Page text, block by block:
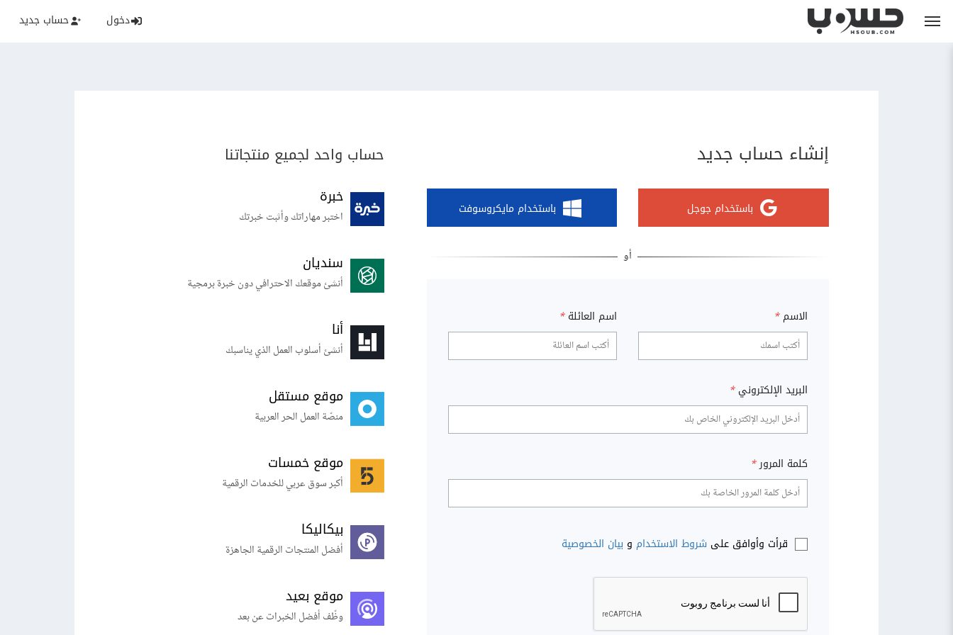
دخول حساب جديد
إنشاء حساب جديد
باستخدام جوجل باستخدام مايكروسوفت
الاسم * اسم العائلة *
البريد الإلكتروني *
كلمة المرور*
قرأت وأوافق على شروط الاستخدام و بيان الخصوصية
حساب واحد لجميع منتجاتنا
خبرة
اختبر مهاراتك وأثبت خبرتك
سنديان
أنشئ موقعك الاحترافي دون خبرة برمجية
أنا
أنشئ أسلوب العمل الذي يناسبك
موقع مستقل
منصّة العمل الحر العربية
موقع خمسات
أكبر سوق عربي للخدمات الرقمية
بيكاليكا
أفضل المنتجات الرقمية الجاهزة
موقع بعيد
وظّف أفضل الخبرات عن بعد